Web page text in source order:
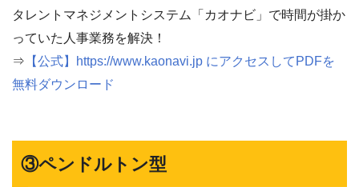
タレントマネジメントシステム「カオナビ」で時間が掛か
っていた人事業務を解決！
⇒ 【公式】https://www.kaonavi.jp にアクセスしてPDFを
無料ダウンロード
③ペンドルトン型